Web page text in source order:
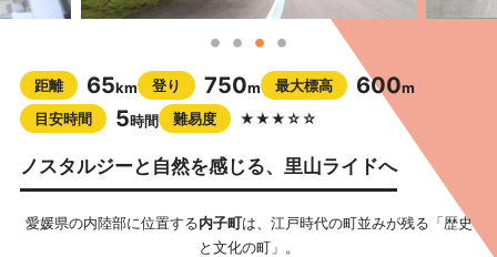
距離 65km 登り 750m 最大標高 600m
目安時間
5時間 難易度 ★★★☆☆
ノスタルジーと自然を感じる、里山ライドへ
愛媛県の内陸部に位置する内子町は、江戸時代の町並みが残る「歴史
と文化の町」。